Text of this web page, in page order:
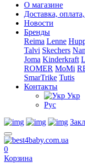
О магазине
Доставка,
Новости
Бренды
Reima Lenne
Talvi Skechers
Joma Kinderkraft
ROMER MoMi
SmarTrike Tutis
Контакты
Укр
Рус
0
Корзина